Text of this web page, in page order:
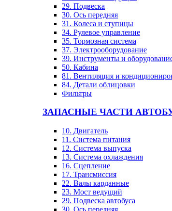
29. Подвеска
30. Ось передняя
31. Колеса и ступицы
34. Рулевое управление
35. Тормозная система
37. Электрооборудование
39. Инструменты и
50. Кабина
81. Вентиляция и
84. Детали облицовки
Фильтры
ЗАПАСНЫЕ ЧАСТИ
10. Двигатель
11. Система питания
12. Система выпуска
13. Система охлаждения
16. Сцепление
17. Трансмиссия
22. Валы карданные
23. Мост ведущий
29. Подвеска автобуса
30. Ось передняя